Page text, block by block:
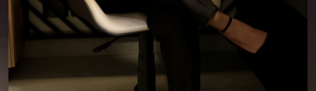
pela Escola Brasileira de Direito - EBRADI.